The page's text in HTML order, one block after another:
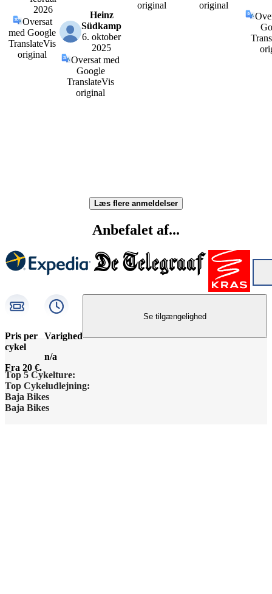
2026
Oversat
med Google
TranslateVis
original
Heinz
Südkamp
6. oktober
2025
Oversat med
Google
TranslateVis
original
original
original
Læs flere anmeldelser
Anbefalet af...
Pris per
cykel
Fra 20 €.
Varighed
n/a
Se tilgængelighed
Top 5 Cykelture:
Barcelona Højdepunkter
Top Cykeludlejning:
Barcelona Cykeludlejning
Baja Bikes
Baja Bikes